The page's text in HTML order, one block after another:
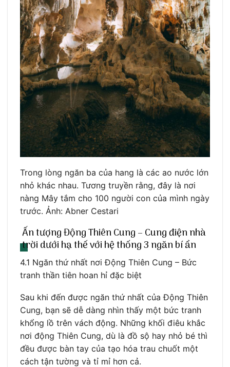
Trong lòng ngăn ba của hang là các ao nước lớn
nhỏ khác nhau. Tương truyền rằng, đây là nơi
nàng Mây tắm cho 100 người con của mình ngày
trước. Ảnh: Abner Cestari
Ấn tượng Động Thiên Cung – Cung điện nhà
trời dưới hạ thế với hệ thống 3 ngăn bí ẩn
4.1 Ngăn thứ nhất nơi Động Thiên Cung – Bức
tranh thần tiên hoan hỉ đặc biệt
Sau khi đến được ngăn thứ nhất của Động Thiên
Cung, bạn sẽ dễ dàng nhìn thấy một bức tranh
khổng lồ trên vách động. Những khối điêu khắc
nơi động Thiên Cung, dù là đồ sộ hay nhỏ bé thì
đều được bàn tay của tạo hóa trau chuốt một
cách tận tường và tỉ mỉ hơn cả.